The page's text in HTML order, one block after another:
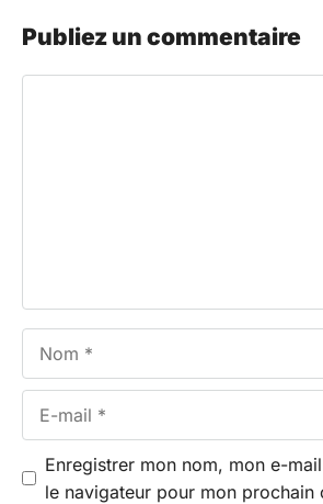
Publiez un commentaire
mail
Enregistrer mon nom, mon e-
le navigateur pour mon prochain